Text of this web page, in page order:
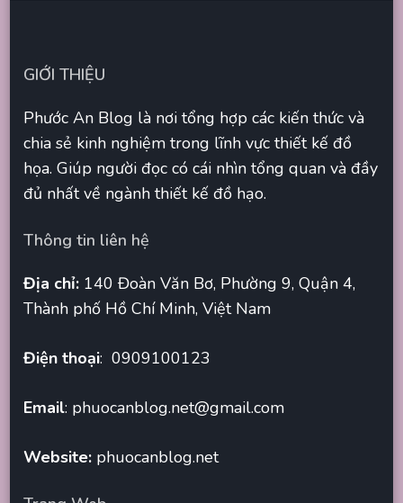
GIỚI THIỆU
Phước An Blog là nơi tổng hợp các kiến thức và
chia sẻ kinh nghiệm trong lĩnh vực thiết kế đồ
họa. Giúp người đọc có cái nhìn tổng quan và đầy
đủ nhất về ngành thiết kế đồ hạo.
Thông tin liên hệ
Địa chỉ: 140 Đoàn Văn Bơ, Phường 9, Quận 4,
Thành phố Hồ Chí Minh, Việt Nam
Điện thoại: 0909100123
Email: phuocanblog.net@gmail.com
Website: phuocanblog.net